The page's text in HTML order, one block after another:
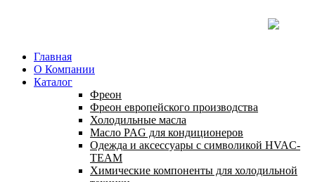
Главная
О Компании
Каталог
Фреон
Фреон европейского производства
Холодильные масла
Масло PAG для кондиционеров
Одежда и аксессуары с символикой HVAC-
TEAM
Химические компоненты для холодильной